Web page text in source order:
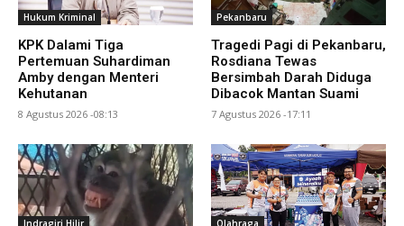
Hukum Kriminal
KPK Dalami Tiga
Pertemuan Suhardiman
Amby dengan Menteri
Kehutanan
8 Agustus 2026 -08:13
Pekanbaru
Tragedi Pagi di Pekanbaru,
Rosdiana Tewas
Bersimbah Darah Diduga
Dibacok Mantan Suami
7 Agustus 2026 -17:11
Indragiri Hilir Olahraga